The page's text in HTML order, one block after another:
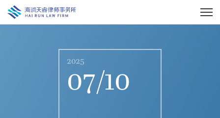
2025
07/10